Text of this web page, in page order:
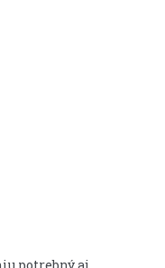
potrebný aj